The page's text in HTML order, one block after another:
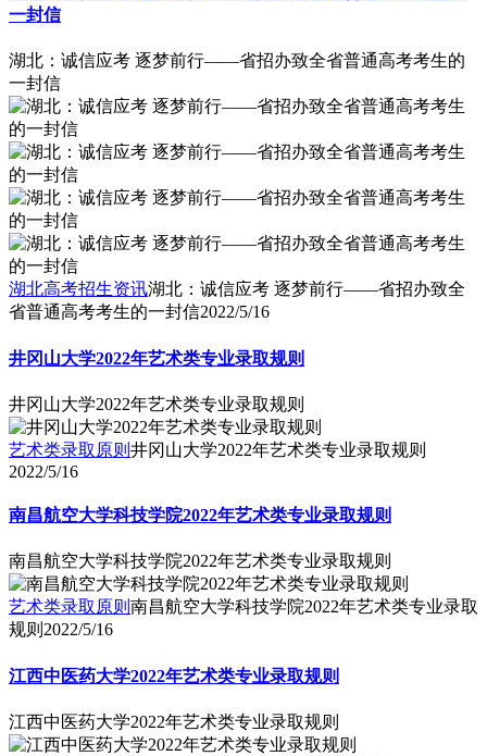
一封信
湖北：诚信应考 逐梦前行——省招办致全省普通高考考生的
一封信
湖北高考招生资讯湖北：诚信应考 逐梦前行——省招办致全
省普通高考考生的一封信2022/5/16
井冈山大学2022年艺术类专业录取规则
井冈山大学2022年艺术类专业录取规则
艺术类录取原则 井冈山大学2022年艺术类专业录取规则
2022/5/16
南昌航空大学科技学院2022年艺术类专业录取规则
南昌航空大学科技学院2022年艺术类专业录取规则
艺术类录取原则 南昌航空大学科技学院2022年艺术类专业录取
规则 2022/5/16
江西中医药大学2022年艺术类专业录取规则
江西中医药大学2022年艺术类专业录取规则